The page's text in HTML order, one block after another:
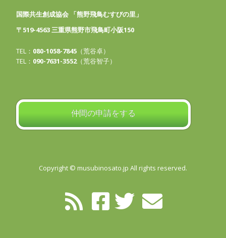
国際共生創成協会 「熊野飛鳥むすびの里」
〒519-4563 三重県熊野市飛鳥町小阪150
TEL： 080-1058-7845 （荒谷卓）
TEL： 090-7631-3552（荒谷智子）
仲間の申請をする
Copyright © musubinosato.jp All rights reserved.